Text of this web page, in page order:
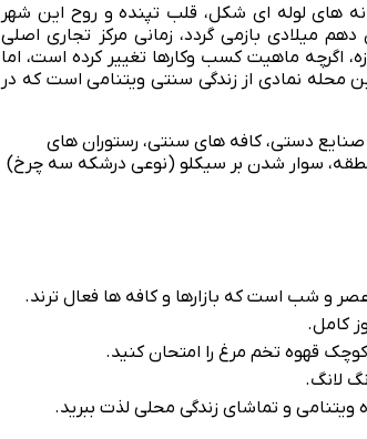
های لوله ای شکل، قلب تپنده و روح این شهر
میلادی بازمی گردد، زمانی مرکز تجاری اصلی
ماهیت کسب وکارها تغییر کرده است، اما
نمادی از زندگی سنتی ویتنامی است که در
صنایع دستی، کافه های سنتی، رستوران های
سوار شدن بر سیکلو (نوعی درشکه سه چرخ)
کامل.
قهوه تخم مرغ را امتحان کنید.
لانگ.
و تماشای زندگی محلی لذت ببرید.